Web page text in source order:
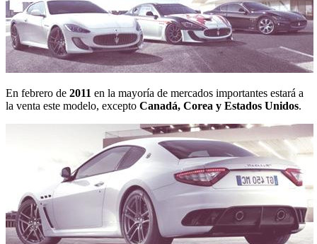
En febrero de 2011 en la mayoría de mercados importantes estará a
la venta este modelo, excepto Canadá, Corea y Estados Unidos.